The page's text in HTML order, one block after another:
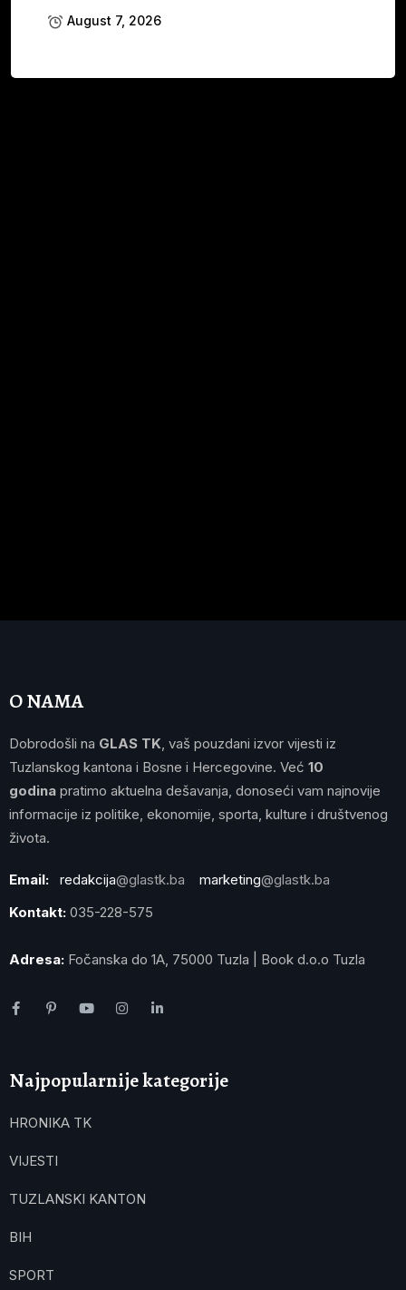
August 7, 2026
O NAMA
Dobrodošli na GLAS TK , vaš pouzdani izvor vijesti iz
Tuzlanskog kantona i Bosne i Hercegovine. Već 10
godina pratimo aktuelna dešavanja, donoseći vam najnovije
informacije iz politike, ekonomije, sporta, kulture i društvenog
života.
Email: redakcija@glastk.ba marketing@glastk.ba
Kontakt: 035-228-575
Adresa: Fočanska do 1A, 75000 Tuzla | Book d.o.o Tuzla
Najpopularnije kategorije
HRONIKA TK
VIJESTI
TUZLANSKI KANTON
BIH
SPORT